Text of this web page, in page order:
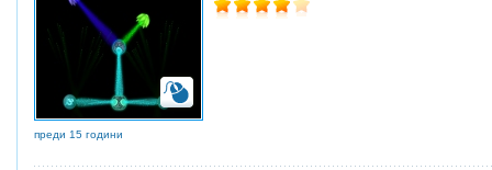
преди 15 години